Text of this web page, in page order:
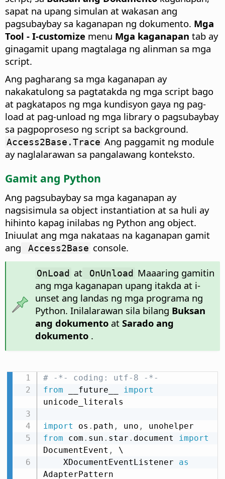
sapat na upang simulan at wakasan ang
pagsubaybay sa kaganapan ng dokumento. Mga
Tool - I-customize menu Mga kaganapan tab ay
ginagamit upang magtalaga ng alinman sa mga
script.
Ang pagharang sa mga kaganapan ay
nakakatulong sa pagtatakda ng mga script bago
at pagkatapos ng mga kundisyon gaya ng pag-
load at pag-unload ng mga library o pagsubaybay
sa pagpoproseso ng script sa background.
Access2Base.Trace Ang paggamit ng module
ay naglalarawan sa pangalawang konteksto.
Gamit ang Python
Ang pagsubaybay sa mga kaganapan ay
nagsisimula sa object instantiation at sa huli ay
hihinto kapag inilabas ng Python ang object.
Iniuulat ang mga nakataas na kaganapan gamit
ang
Access2Base console.
OnLoad at OnUnload Maaaring gamitin
ang mga kaganapan upang itakda at i-
unset ang landas ng mga programa ng
Python. Inilalarawan sila bilang Buksan
ang dokumentoatSarado ang
dokumento.
# -*- coding: utf-8 -*-
from __future__
import
unicode_literals
import os . path , uno ,
from com . sun . star . document
import
DocumentEvent ,
\
    XDocumentEventListener
as